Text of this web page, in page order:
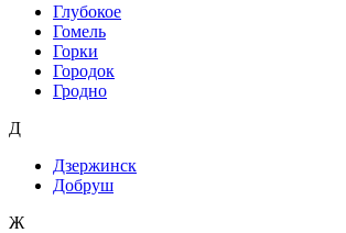
Глубокое
Гомель
Горки
Городок
Гродно
Д
Дзержинск
Добруш
Ж